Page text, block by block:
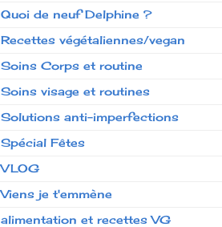
Quoi de neuf Delphine ?
Recettes végétaliennes/vegan
Soins Corps et routine
Soins visage et routines
Solutions anti-imperfections
Spécial Fêtes
VLOG
Viens je t'emmène
alimentation et recettes VG